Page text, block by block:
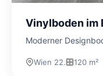
Vinylboden im
Moderner
Wien 22. 120 m²